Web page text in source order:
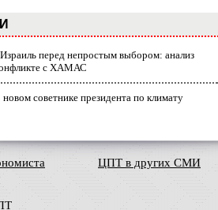
перед непростым выбором: анализ
с ХАМАС
советнике президента по климату
ЦПТ в других СМИ